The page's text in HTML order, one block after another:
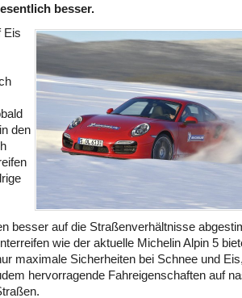
besser.
Eis
den
besser auf die Straßenverhältnisse
wie der aktuelle Michelin Alpin 5
maximale Sicherheiten bei Schnee und
hervorragende Fahreigenschaften auf